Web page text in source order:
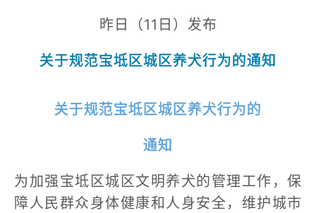
昨日（11日）发布
关于规范宝坻区城区养犬行为的通知
关于规范宝坻区城区养犬行为的
通知
为加强宝坻区城区文明养犬的管理工作，保
障人民群众身体健康和人身安全，维护城市